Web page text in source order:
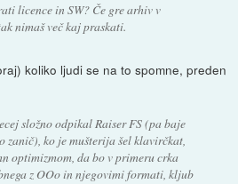
licence in SW? Če gre arhiv v
nimaš več kaj praskati.
koliko ljudi se na to spomne, preden
složno odpikal Raiser FS (pa baje
ko je mušterija šel klavirčkat,
optimizmom, da bo v primeru crka
z OOo in njegovimi formati, kljub